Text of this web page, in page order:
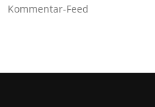
Kommentar-Feed